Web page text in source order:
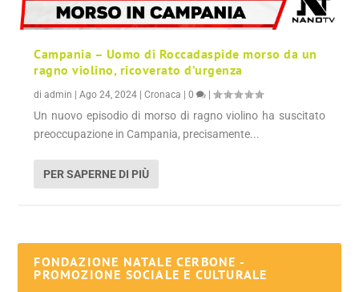
Campania – Uomo di Roccadaspide morso da un
ragno violino, ricoverato d’urgenza
diadmin |Ago 24, 2024 |Cronaca |0 |
Un nuovo episodio di morso di ragno violino ha suscitato
preoccupazione in Campania, precisamente...
PER SAPERNE DI PIÙ
FONDAZIONE NATALE CERBONE -
PROMOZIONE SOCIALE E CULTURALE